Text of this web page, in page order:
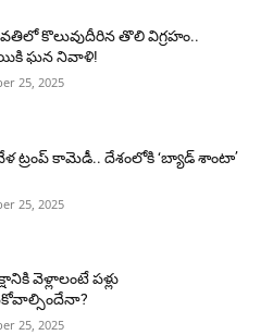
కొలువుదీరిన తొలి విగ్రహం..
ఘన నివాళి!
25, 2025
వేళ ట్రంప్ కామెడీ.. దేశంలోకి ‘బ్యాడ్ శాంటా’
25, 2025
వెళ్లాలంటే పళ్లు
25, 2025